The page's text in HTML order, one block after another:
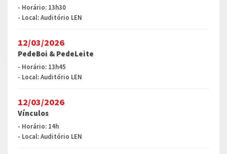
- Horário: 13h30
- Local: Auditório LEN
12/03/2026
PedeBoi & PedeLeite
- Horário: 13h45
- Local: Auditório LEN
12/03/2026
Vínculos
- Horário: 14h
- Local: Auditório LEN